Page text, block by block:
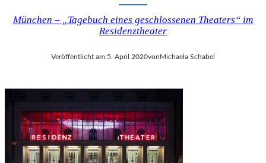
München – „Tagebuch eines geschlossenen Theaters“ im
Residenztheater
Veröffentlicht am:5. April 2020vonMichaela Schabel